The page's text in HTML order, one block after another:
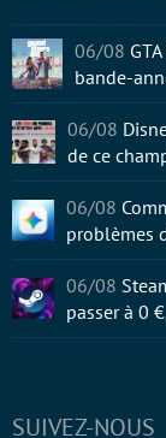
SUIVEZ-NOUS
06/08
bande-
06/08
de ce
06/08
problèmes
06/08
passer à 0